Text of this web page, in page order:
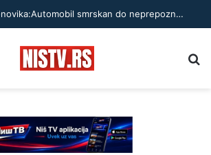
Užas kod Jasenovika:Automobil smrskan do neprepoznatljivosti, točak odleteo – strahuje se da ima teško povređenih